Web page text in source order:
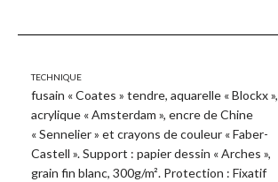
Technique
fusain « Coates » tendre, aquarelle « Blockx »,
acrylique « Amsterdam », encre de Chine
« Sennelier » et crayons de couleur « Faber-
Castell ». Support : papier dessin « Arches »,
grain fin blanc, 300g/m². Protection : Fixatif